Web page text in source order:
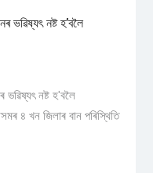
ভৱিষ্যৎ নষ্ট হ’বলৈ
ভৱিষ্যৎ নষ্ট হ'বলৈ
৪ খন জিলাৰ বান পৰিস্থিতি